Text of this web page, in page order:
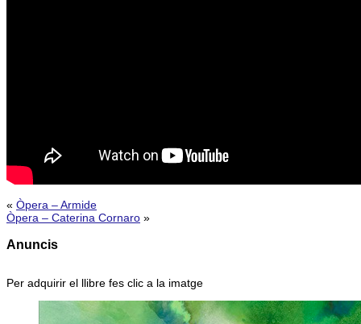
« Òpera – Armide
Òpera – Caterina Cornaro »
Anuncis
Per adquirir el llibre fes clic a la imatge